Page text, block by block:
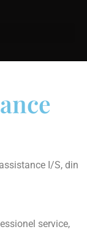
I/S, din
service,